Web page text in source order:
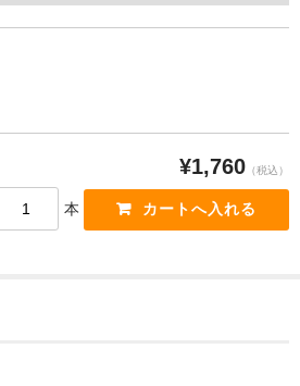
¥1,760 （税込）
本